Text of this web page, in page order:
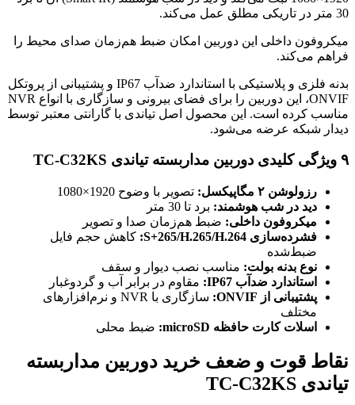
30 متر در تاریکی مطلق عمل می‌کند.
میکروفون داخلی این دوربین امکان ضبط هم‌زمان صدای محیط را
فراهم می‌کند.
بدنه فلزی و پلاستیکی با استاندارد ضدآب IP67 و پشتیبانی از پروتکل
ONVIF، این دوربین را برای فضای بیرونی و سازگاری با انواع NVR
مناسب کرده است. این محصول اصل تیاندی با گارانتی معتبر توسط
دیدار شبکه عرضه می‌شود.
۹ ویژگی کلیدی دوربین مداربسته تیاندی TC-C32KS
رزولوشن ۲ مگاپیکسل:
تصویر با وضوح 1920×1080
دید در شب هوشمند: برد تا 30 متر
میکروفون داخلی: ضبط هم‌زمان صدا و تصویر
فشرده‌سازی S+265/H.265/H.264:
کاهش حجم فایل
ضبط‌شده
نوع بدنه بولت: مناسب نصب دیوار و سقف
استاندارد ضدآب IP67:
مقاوم در برابر آب و گردوغبار
پشتیبانی از ONVIF:
سازگاری با NVR و نرم‌افزارهای
مختلف
اسلات کارت حافظه microSD:
ضبط محلی
نقاط قوت و ضعف خرید دوربین مداربسته
تیاندی TC-C32KS